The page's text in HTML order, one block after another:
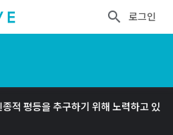
로그인
적 평등을 추구하기 위해 노력하고 있